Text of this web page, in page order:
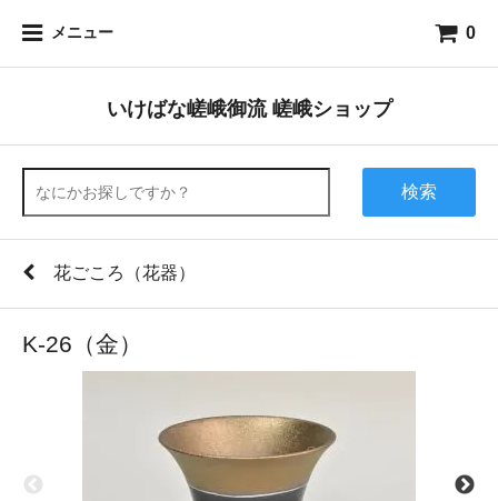
メニュー 0
いけばな嵯峨御流 嵯峨ショップ
検索
花ごころ（花器）
K-26（金）